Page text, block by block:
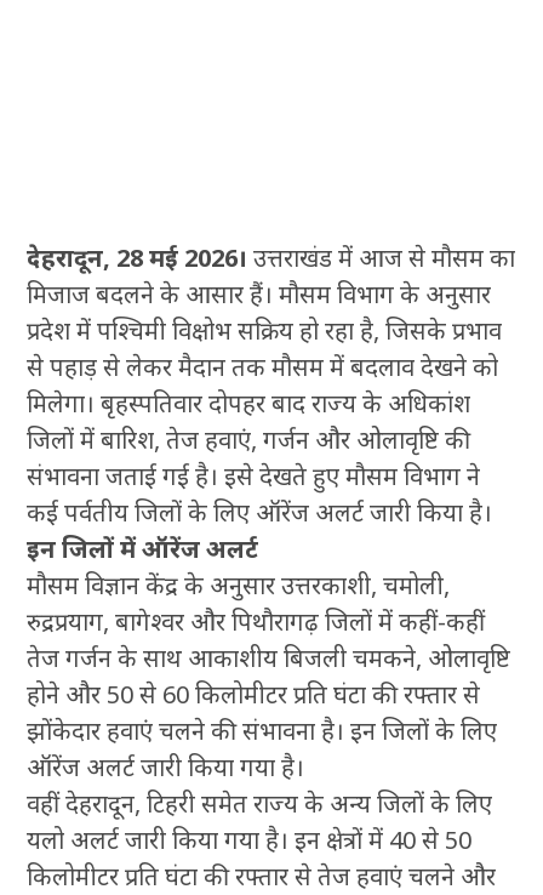
देहरादून, 28 मई 2026। उत्तराखंड में आज से मौसम का
मिजाज बदलने के आसार हैं। मौसम विभाग के अनुसार
प्रदेश में पश्चिमी विक्षोभ सक्रिय हो रहा है, जिसके प्रभाव
से पहाड़ से लेकर मैदान तक मौसम में बदलाव देखने को
मिलेगा। बृहस्पतिवार दोपहर बाद राज्य के अधिकांश
जिलों में बारिश, तेज हवाएं, गर्जन और ओलावृष्टि की
संभावना जताई गई है। इसे देखते हुए मौसम विभाग ने
कई पर्वतीय जिलों के लिए ऑरेंज अलर्ट जारी किया है।
इन जिलों में ऑरेंज अलर्ट
मौसम विज्ञान केंद्र के अनुसार उत्तरकाशी, चमोली,
रुद्रप्रयाग, बागेश्वर और पिथौरागढ़ जिलों में कहीं-कहीं
तेज गर्जन के साथ आकाशीय बिजली चमकने, ओलावृष्टि
होने और 50 से 60 किलोमीटर प्रति घंटा की रफ्तार से
झोंकेदार हवाएं चलने की संभावना है। इन जिलों के लिए
ऑरेंज अलर्ट जारी किया गया है।
वहीं देहरादून, टिहरी समेत राज्य के अन्य जिलों के लिए
यलो अलर्ट जारी किया गया है। इन क्षेत्रों में 40 से 50
किलोमीटर प्रति घंटा की रफ्तार से तेज हवाएं चलने और